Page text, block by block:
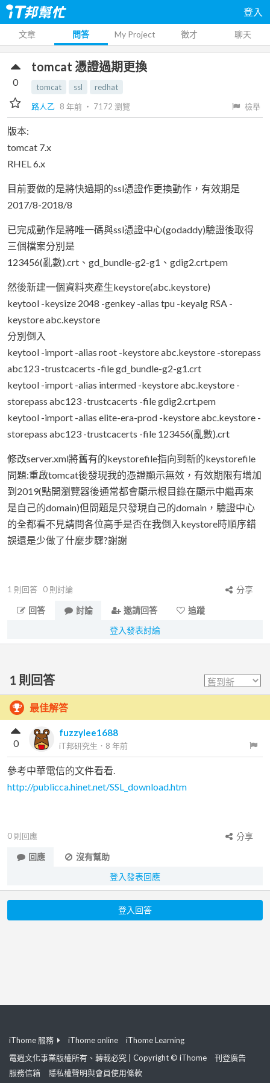
登入
文章 問答 My Project 徵才 聊天
tomcat 憑證過期更換
tomcat ssl
redhat
路人乙
8 年前 ‧ 7172 瀏覽 檢舉
0
版本:
tomcat 7.x
RHEL 6.x
目前要做的是將快過期的ssl憑證作更換動作，有效期是
2017/8-2018/8
已完成動作是將唯一碼與ssl憑證中心(godaddy)驗證後取得
三個檔案分別是
123456(亂數).crt、gd_bundle-g2-g1、gdig2.crt.pem
然後新建一個資料夾產生keystore(abc.keystore)
keytool -keysize 2048 -genkey -alias tpu -keyalg RSA -
keystore abc.keystore
分別倒入
keytool -import -alias root -keystore abc.keystore -storepass
abc123 -trustcacerts -file gd_bundle-g2-g1.crt
keytool -import -alias intermed -keystore abc.keystore -
storepass abc123 -trustcacerts -file gdig2.crt.pem
keytool -import -alias elite-era-prod -keystore abc.keystore -
storepass abc123 -trustcacerts -file 123456(亂數).crt
修改server.xml將舊有的keystorefile指向到新的keystorefile
問題:重啟tomcat後發現我的憑證顯示無效，有效期限有增加
到2019(點開瀏覽器後通常都會顯示根目錄在顯示中繼再來
是自己的domain)但問題是只發現自己的domain，驗證中心
的全都看不見請問各位高手是否在我倒入keystore時順序錯
誤還是少做了什麼步驟?謝謝
1 則回答 0 則討論
分享
回答
討論 邀請回答
追蹤
登入發表討論
1 則回答
最佳解答
fuzzylee1688
iT邦研究生 ． 8 年前
0
參考中華電信的文件看看.
http://publicca.hinet.net/SSL_download.htm
0 則回應
分享
回應
沒有幫助
登入發表回應
登入回答
iThome 服務 iThome online
iThome Learning
電週文化事業版權所有、轉載必究 | Copyright © iThome
刊登廣告
服務信箱
隱私權聲明與會員使用條款